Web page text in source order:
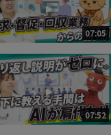
07:05
07:52